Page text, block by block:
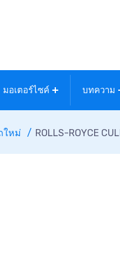
มอเตอร์ไซค์ บทความ
ใหม่ ROLLS-ROYCE